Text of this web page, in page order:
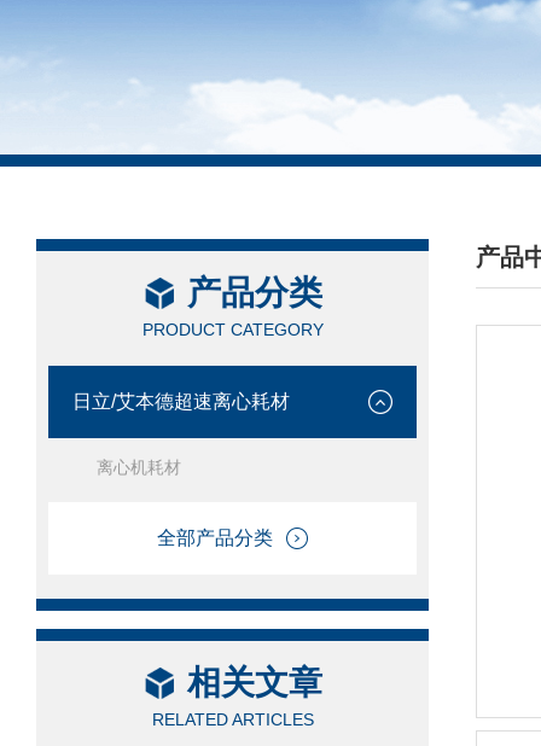
产品分类
PRODUCT CATEGORY
日立/艾本德超速离心耗材
离心机耗材
全部产品分类
相关文章
RELATED ARTICLES
产品
/